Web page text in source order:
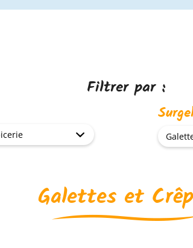
Filtrer par :
Galettes et